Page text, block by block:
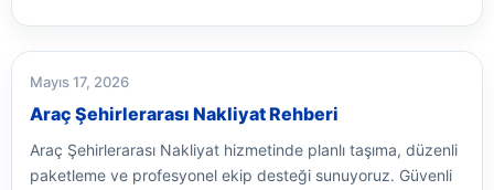
Mayıs 17, 2026
Araç Şehirlerarası Nakliyat Rehberi
Araç Şehirlerarası Nakliyat hizmetinde planlı taşıma, düzenli
paketleme ve profesyonel ekip desteği sunuyoruz. Güvenli